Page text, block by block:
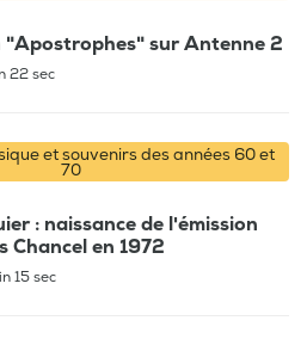
"Apostrophes" sur Antenne 2
22 sec
et souvenirs des années 60 et
70
: naissance de l'émission
Chancel en 1972
15 sec